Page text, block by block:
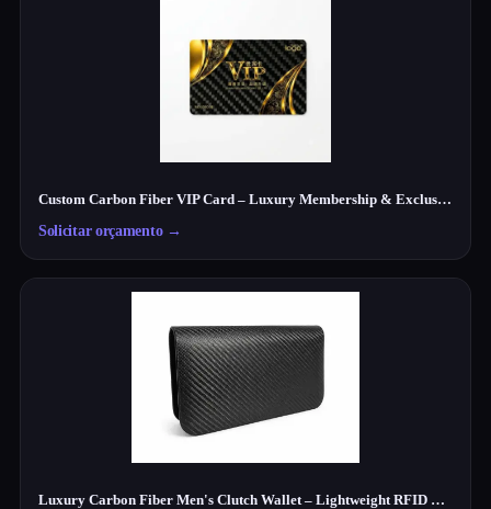
Custom Carbon Fiber VIP Card – Luxury Membership & Exclusive Club Card
Solicitar orçamento→
Luxury Carbon Fiber Men's Clutch Wallet – Lightweight RFID Travel Organizer